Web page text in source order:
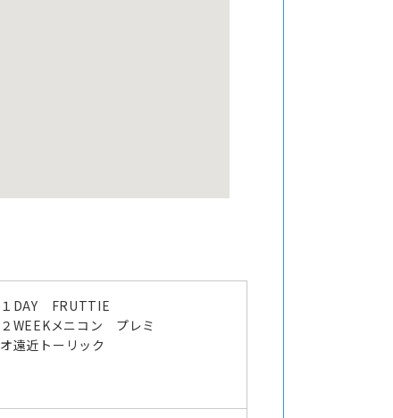
１DAY FRUTTIE
２WEEKメニコン プレミ
オ遠近トーリック